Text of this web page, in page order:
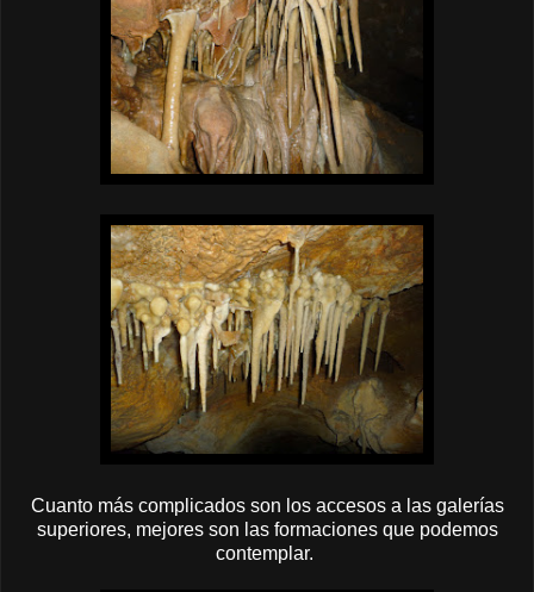
Cuanto más complicados son los accesos a las galerías
superiores, mejores son las formaciones que podemos
contemplar.